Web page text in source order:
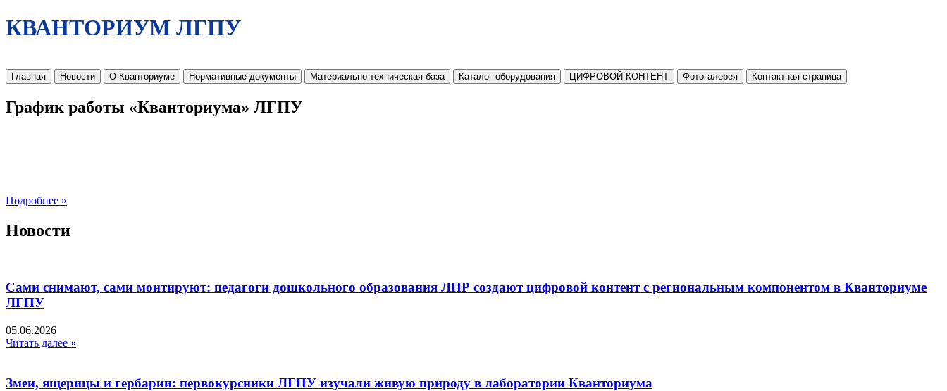
КВАНТОРИУМ ЛГПУ
Главная Новости О Кванториуме Нормативные документы Материально-техническая база Каталог оборудования ЦИФРОВОЙ КОНТЕНТ Фотогалерея Контактная страница
График работы «Кванториума» ЛГПУ
Подробнее »
Новости
Сами снимают, сами монтируют: педагоги дошкольного образования ЛНР создают цифровой контент с региональным компонентом в Кванториуме
ЛГПУ​
05.06.2026
Читать далее »
Змеи, ящерицы и гербарии: первокурсники ЛГПУ изучали живую природу в лаборатории Кванториума